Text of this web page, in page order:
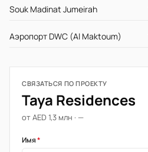
Souk Madinat Jumeirah
Аэропорт DWC (Al Maktoum)
СВЯЗАТЬСЯ ПО ПРОЕКТУ
Taya Residences
от AED 1,3 млн · —
Имя*